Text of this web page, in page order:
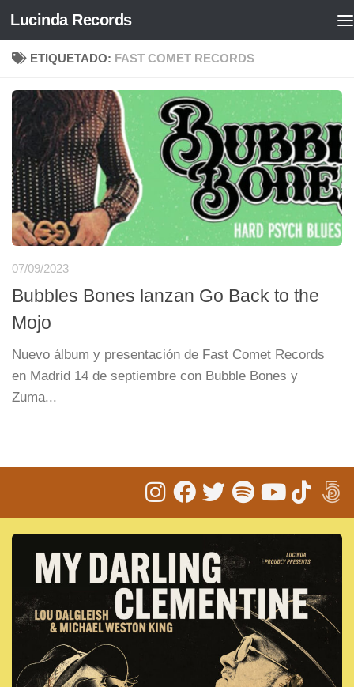
Saltar al contenido
Lucinda Records
ETIQUETADO: FAST COMET RECORDS
07/09/2023
Bubbles Bones lanzan Go Back to the
Mojo
Nuevo álbum y presentación de Fast Comet Records
en Madrid 14 de septiembre con Bubble Bones y
Zuma...